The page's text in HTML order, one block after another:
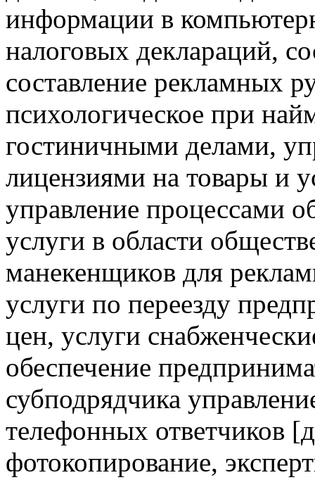
информации в
налоговых деклараций,
составление рекламных
психологическое при
гостиничными делами,
лицензиями на товары и
управление процессами
услуги в области
манекенщиков для
услуги по переезду
цен, услуги
обеспечение
субподрядчика
телефонных ответчиков
фотокопирование,